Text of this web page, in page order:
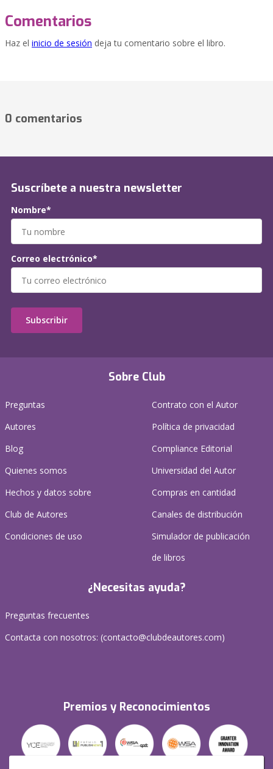
Comentarios
Haz el inicio de sesión deja tu comentario sobre el libro.
0 comentarios
Sobre Club
Preguntas
Autores
Blog
Quienes somos
Hechos y datos sobre
Club de Autores
Condiciones de uso
Contrato con el Autor
Política de privacidad
Compliance Editorial
Universidad del Autor
Compras en cantidad
Canales de distribución
Simulador de publicación
de libros
¿Necesitas ayuda?
Preguntas frecuentes
Contacta con nosotros: (contacto@clubdeautores.com)
Premios y Reconocimientos
Suscríbete a nuestra newsletter
Nombre*
Correo electrónico*
Subscribir